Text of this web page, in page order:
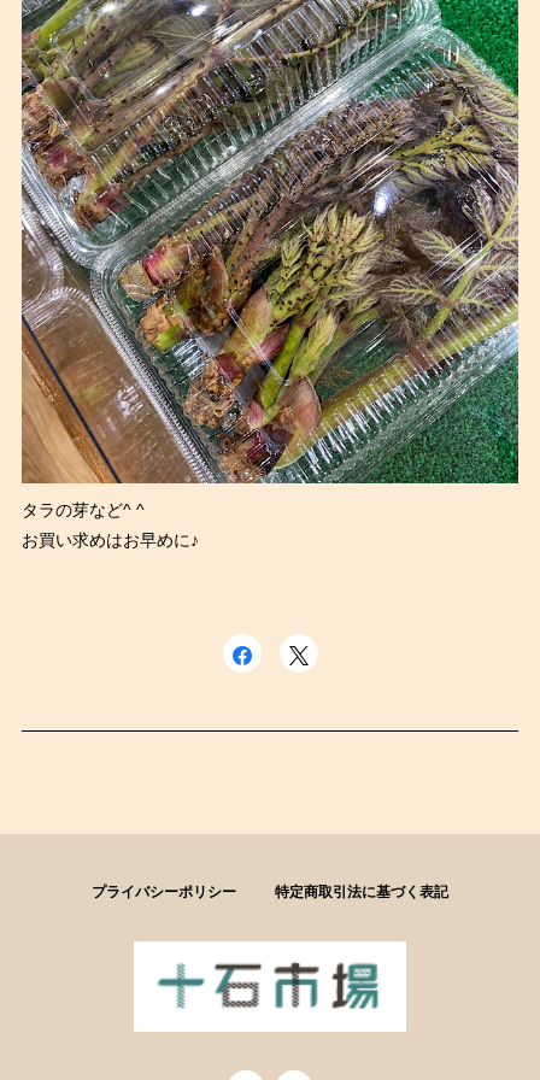
タラの芽など^ ^
お買い求めはお早めに♪
プライバシーポリシー 特定商取引法に基づく表記